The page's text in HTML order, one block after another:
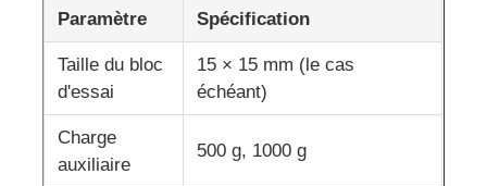
Équipement d'essai de chaussures
Équipement d'essai des matériaux de construction
Équipement d'essai des emballages
Paramètre Spécification
Taille du bloc
d'essai
15 × 15 mm (le cas
échéant)
Charge
auxiliaire
500 g, 1000 g